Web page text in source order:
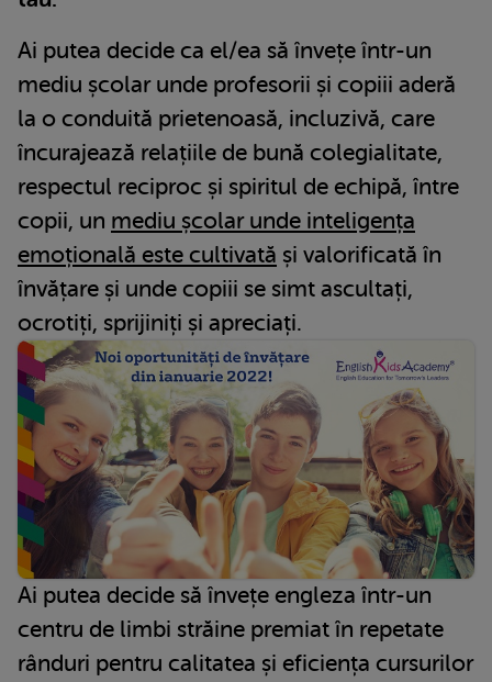
Ai putea decide ca el/ea să învețe într-un
mediu școlar unde profesorii și copiii aderă
la o conduită prietenoasă, incluzivă, care
încurajează relațiile de bună colegialitate,
respectul reciproc și spiritul de echipă, între
copii, un mediu școlar unde inteligența
emoțională este cultivată și valorificată în
învățare și unde copiii se simt ascultați,
ocrotiți, sprijiniți și apreciați.
Ai putea decide să învețe engleza într-un
centru de limbi străine premiat în repetate
rânduri pentru calitatea și eficiența cursurilor